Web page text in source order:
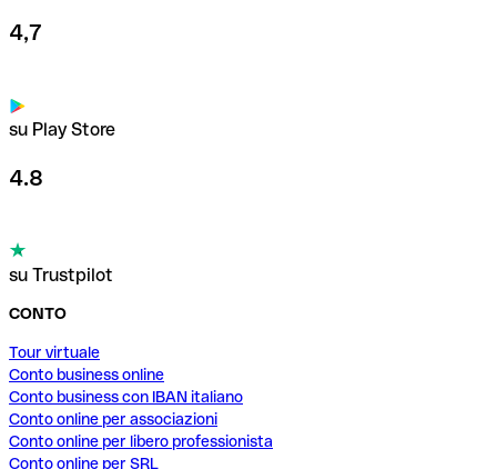
4,7
su Play Store
4.8
su Trustpilot
CONTO
Tour virtuale
Conto business online
Conto business con IBAN italiano
Conto online per associazioni
Conto online per libero professionista
Conto online per SRL